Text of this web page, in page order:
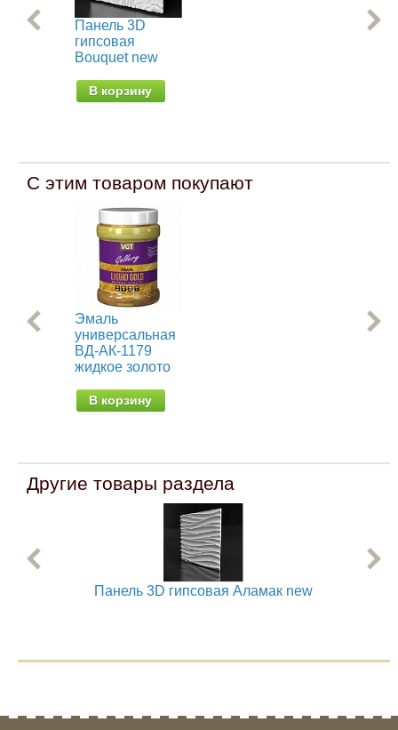
Панель 3D
гипсовая
Bouquet new
В корзину
С этим товаром покупают
Эмаль
универсальная
ВД-АК-1179
жидкое золото
В корзину
Другие товары раздела
Панель 3D гипсовая Аламак new